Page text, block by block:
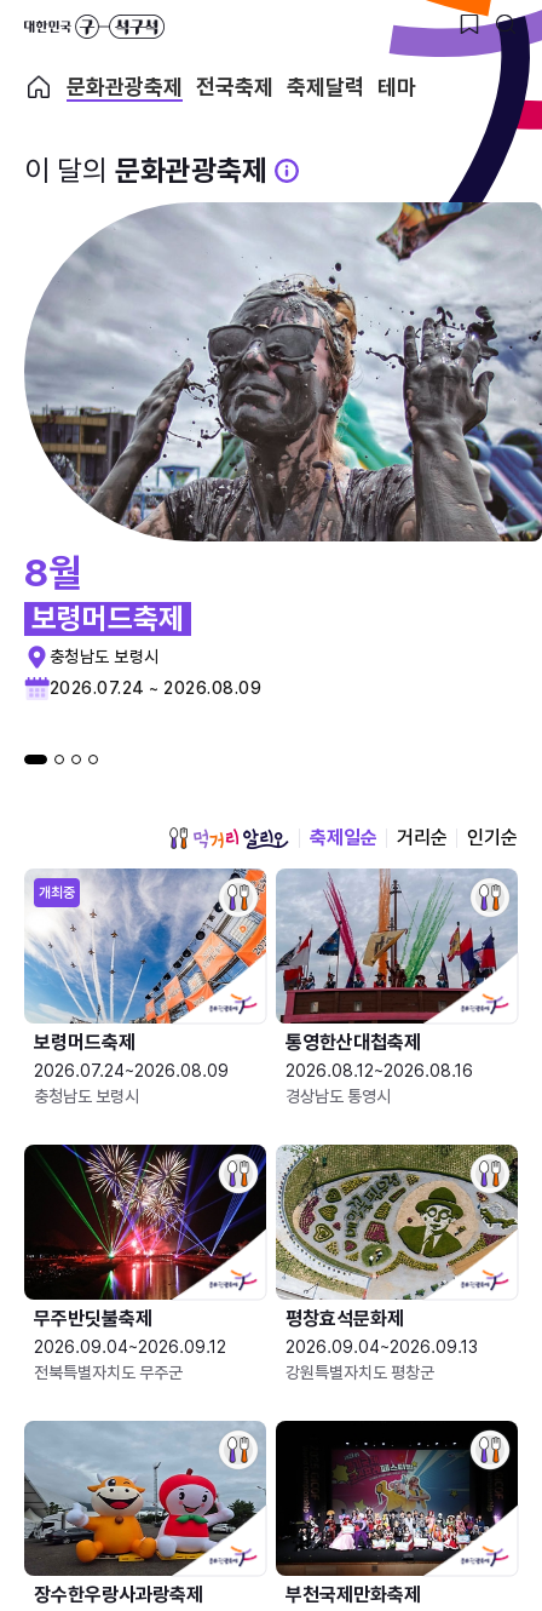
문화관광축제 전국축제 축제달력 테마
이 달의 문화관광축제
8월
보령머드축제
충청남도 보령시
2026.07.24 ~ 2026.08.09
축제일순 거리순 인기순
개최중
보령머드축제
2026.07.24~2026.08.09
충청남도 보령시
통영한산대첩축제
2026.08.12~2026.08.16
경상남도 통영시
무주반딧불축제
2026.09.04~2026.09.12
전북특별자치도 무주군
평창효석문화제
2026.09.04~2026.09.13
강원특별자치도 평창군
장수한우랑사과랑축제 부천국제만화축제